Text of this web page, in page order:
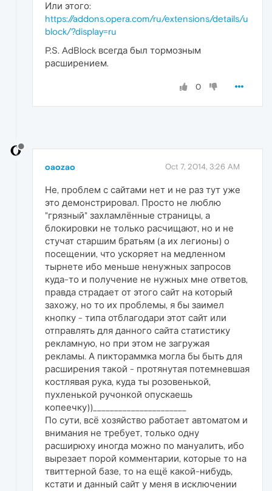
Или этого:
https://addons.opera.com/ru/extensions/details/u
block/?display=ru
P.S. AdBlock всегда был тормозным
расширением.
0
oaozao Oct 7, 2014, 3:26 AM
Не, проблем с сайтами нет и не раз тут уже
это демонстрировал. Просто не люблю
"грязный" захламлённые страницы, а
блокировки не только расчищают, но и не
стучат старшим братьям (а их легионы) о
посещении, что ускоряет на медленном
тырнете ибо меньше ненужных запросов
куда-то и получение не нужных мне ответов,
правда страдает от этого сайт на который
захожу, но то их проблемы, я бы заимел
кнопку - типа отблагодари этот сайт или
отправлять для данного сайта статистику
рекламную, но при этом не загружая
рекламы. А пиктораммка могла бы быть для
расширения такой - протянутая потемневшая
костлявая рука, куда ты розовенькой,
пухленькой ручонкой опускаешь
копеечку))______________________
По сути, всё хозяйство работает автоматом и
внимания не требует, только одну
расширюху иногда можно по мануалить, ибо
вырезает порой комментарии, которые то на
твиттерной базе, то на ещё какой-нибудь,
кстати и данный сайт у меня в исключении